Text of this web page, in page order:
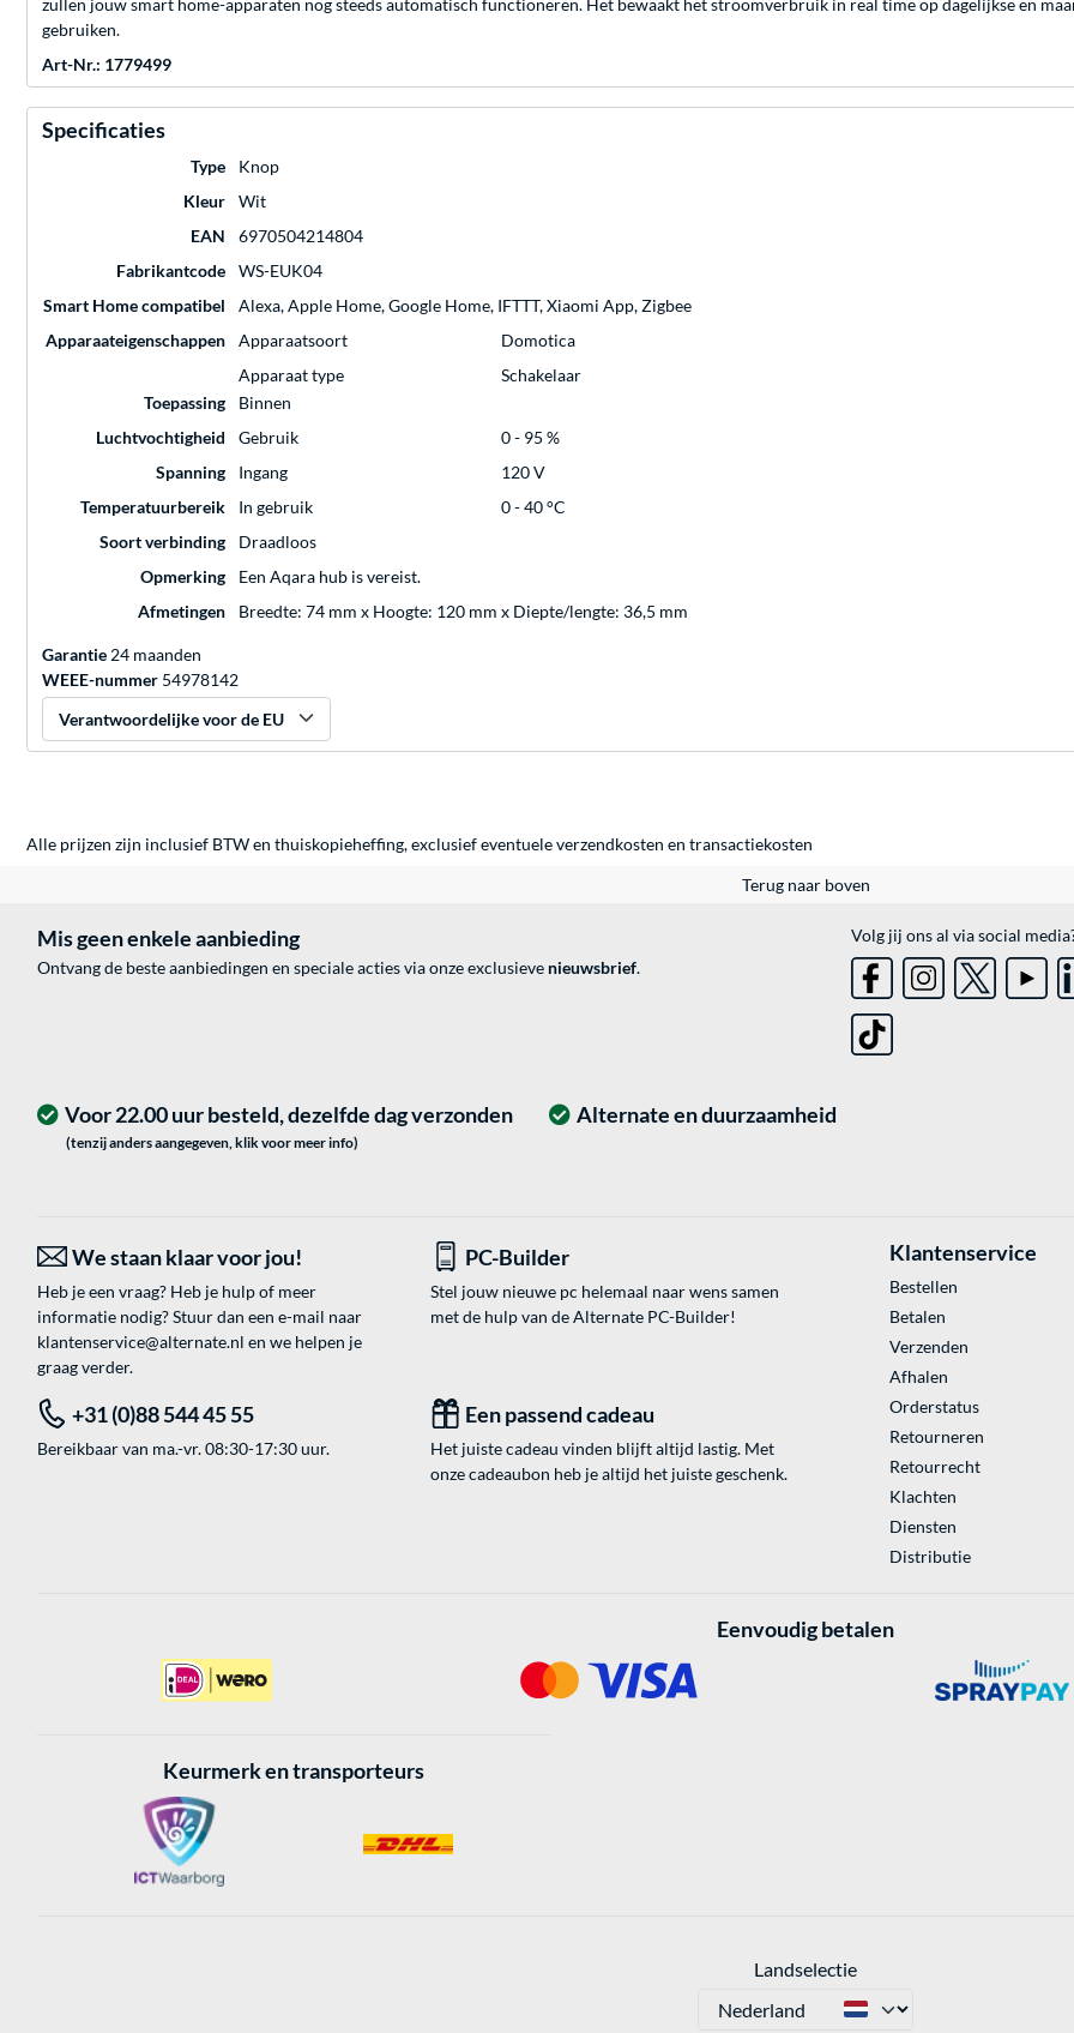
zullen jouw smart home-apparaten nog steeds automatisch functioneren. Het bewaakt het stroomverbruik in real time op dagelijkse en
gebruiken.
Art-Nr.: 1779499
Specificaties
Type
Knop
Kleur
Wit
EAN
6970504214804
Fabrikantcode
WS-EUK04
Smart Home compatibel
Alexa, Apple Home, Google Home, IFTTT, Xiaomi App, Zigbee
Apparaateigenschappen
Apparaatsoort
Domotica
Apparaat type
Schakelaar
Toepassing
Binnen
Luchtvochtigheid
Gebruik
0 - 95 %
Spanning
Ingang
120 V
Temperatuurbereik
In gebruik
0 - 40 °C
Soort verbinding
Draadloos
Opmerking
Een Aqara hub is vereist.
Afmetingen
Breedte: 74 mm x Hoogte: 120 mm x Diepte/lengte: 36,5 mm
Garantie 24 maanden
WEEE-nummer 54978142
Verantwoordelijke voor de EU
Alle prijzen zijn inclusief BTW en thuiskopieheffing, exclusief eventueleverzendkosten en transactiekosten
Terug naar boven
Mis geen enkele aanbieding
Ontvang de beste aanbiedingen en speciale acties via onze exclusieve nieuwsbrief.
Volg jij ons al via social
Alternate en duurzaamheid
Voor 22.00 uur besteld, dezelfde dag verzonden
(tenzij anders aangegeven, klik voor meer info)
We staan klaar voor jou!
Heb je een vraag? Heb je hulp of meer
informatie nodig? Stuur dan een e-mail naar
klantenservice@alternate.nl en we helpen je
graag verder.
PC-Builder
Stel jouw nieuwe pc helemaal naar wens samen
met de hulp van de Alternate PC-Builder!
+31 (0)88 544 45 55
Bereikbaar van ma.-vr. 08:30-17:30 uur.
Een passend cadeau
Het juiste cadeau vinden blijft altijd lastig. Met
onze cadeaubon heb je altijd het juiste geschenk.
Klantenservice
Bestellen
Betalen
Verzenden
Afhalen
Orderstatus
Retourneren
Retourrecht
Klachten
Diensten
Distributie
Eenvoudig betalen
Keurmerk en transporteurs
Landselectie